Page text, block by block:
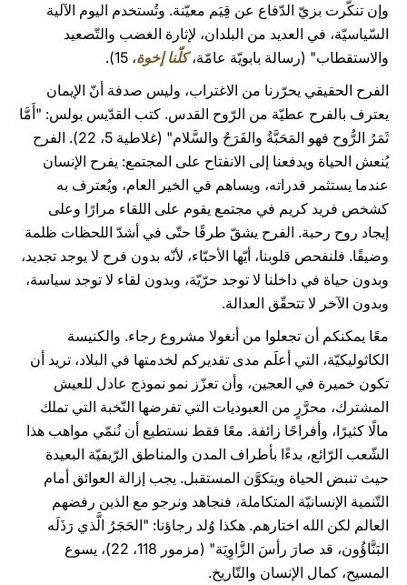
وإن تنكّرت بزيّ الدّفاع عن قِيَم معيّنة. وتُستخدم اليوم الآلية
السّياسيّة، في العديد من البلدان، لإثارة الغضب والتّصعيد
والاستقطاب" (رسالة بابويّة عامّة،كلّنا إخوة، 15).
الفرح الحقيقي يحرّرنا من الاغتراب، وليس صدفة أنّ الإيمان
يعترف بالفرح عطيّة من الرّوح القدس. كتب القدّيس بولس: "أَمَّا
ثَمَرُ الرُّوح فهو المَحَبَّةُ والفَرَحُ والسَّلام" (غلاطية 5، 22). الفرح
يُنعش الحياة ويدفعنا إلى الانفتاح على المجتمع: يفرح الإنسان
عندما يستثمر قدراته، ويساهم في الخير العام، ويُعترف به
كشخص فريد كريم في مجتمع يقوم على اللقاء مرارًا وعلى
إيجاد روح رحبة. الفرح يشقّ طرقًا حتّى في أشدّ اللحظات ظلمة
وضيقًا. فلنفحص قلوبنا، أيّها الأحبّاء، لأنّه بدون فرح لا يوجد تجديد،
وبدون حياة في داخلنا لا توجد حرّيّة، وبدون لقاء لا توجد سياسة،
وبدون الآخر لا تتحقّق العدالة.
معًا يمكنكم أن تجعلوا من أنغولا مشروع رجاء. والكنيسة
الكاثوليكيّة، التي أعلَم مدى تقديركم لخدمتها في البلاد، تريد أن
تكون خميرة في العجين، وأن تعزّز نمو نموذج عادل للعيش
المشترك، محرَّرٍ من العبوديات التي تفرضها النّخبة التي تملك
مالًا كثيرًا، وأفراحًا زائفة. معًا فقط نستطيع أن نُنمّي مواهب هذا
الشّعب الرّائع، بدءًا بأطراف المدن والمناطق الرّيفيّة البعيدة
حيث تنبض الحياة ويتكوَّن المستقبل. يجب إزالة العوائق أمام
التّنمية الإنسانيّة المتكاملة، فنجاهد ونرجو مع الذين رفضهم
العالم لكن الله اختارهم. هكذا وُلد رجاؤنا: "الحَجَرُ الَّذي رَذَلَه
البَنَّاؤُون، قد صارَ رأسَ الزَّاوِيَة" (مزمور 118، 22)، يسوع
المسيح، كمال الإنسان والتّاريخ.